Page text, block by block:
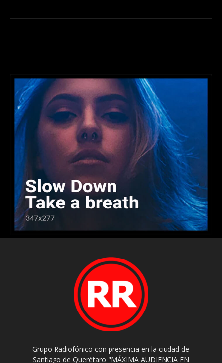
Grupo Radiofónico con presencia en la ciudad de
Santiago de Querétaro "MÁXIMA AUDIENCIA EN